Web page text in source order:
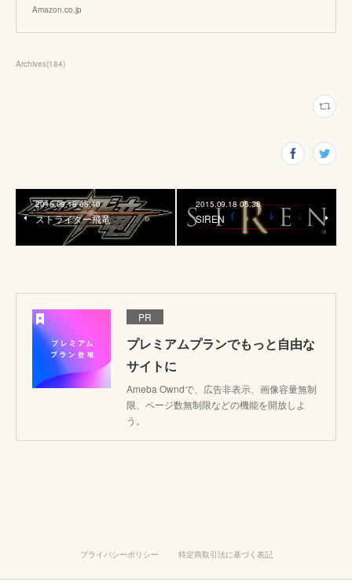
Amazon.co.jp
Archives(184)
2015.09.18 05:40
ストライダー飛竜
2015.09.18 05:38
SIREN
PR
プレミアムプランでもっと自由な
サイトに
Ameba Owndで、広告非表示、画像容量無制
限、ページ数無制限などの機能を開放しよ
う。
プライバシーポリシー 特定商取引法に基づく表記